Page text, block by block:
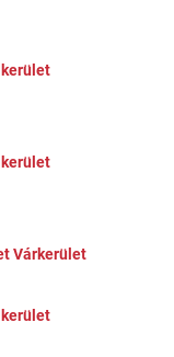
kerület
kerület
Várkerület
kerület